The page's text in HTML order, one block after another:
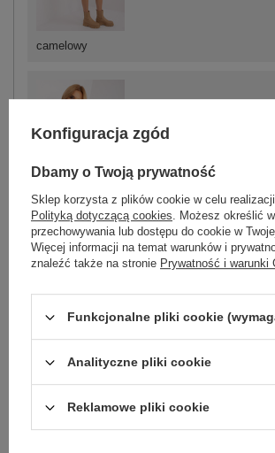
camelowy
zielony
One size
Masz pytanie? Chętnie pomożemy.
sposób prania : pranie w pralce w 30°C
Konfiguracja zgód
Dbamy o Twoją prywatność
Sklep korzysta z plików cookie w celu realizacji
Polityką dotyczącą cookies. Możesz określić
przechowywania lub dostępu do cookie w
Więcej informacji na temat warunków i
znaleźć także na stronie Prywatność i warunki
Funkcjonalne pliki cookie
Analityczne pliki cookie
Reklamowe pliki cookie